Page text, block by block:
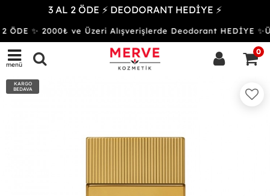
3 AL 2 ÖDE ⚡ DEODORANT HEDİYE ⚡
✨ 2000₺ ve Üzeri Alışverişlerde Deodorant HEDİYE
menü
0
KARGO
BEDAVA